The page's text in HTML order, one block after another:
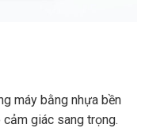
máy bằng nhựa bền
giác sang trọng.